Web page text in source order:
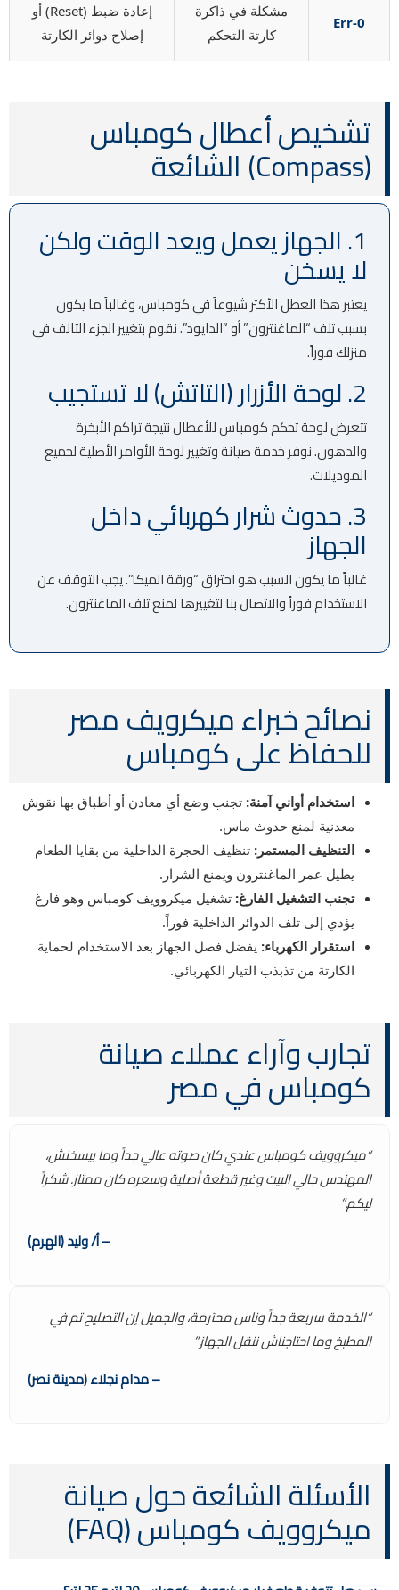
Err-0
مشكلة في ذاكرة
كارتة التحكم
إعادة ضبط (Reset) أو
إصلاح دوائر الكارتة
تشخيص أعطال كومباس
(Compass) الشائعة
1. الجهاز يعمل ويعد الوقت ولكن
لا يسخن
يعتبر هذا العطل الأكثر شيوعاً في كومباس، وغالباً ما يكون
بسبب تلف “الماغنترون” أو “الدايود”. نقوم بتغيير الجزء التالف في
منزلك فوراً.
2. لوحة الأزرار (التاتش) لا تستجيب
تتعرض لوحة تحكم كومباس للأعطال نتيجة تراكم الأبخرة
والدهون. نوفر خدمة صيانة وتغيير لوحة الأوامر الأصلية لجميع
الموديلات.
3. حدوث شرار كهربائي داخل
الجهاز
غالباً ما يكون السبب هو احتراق “ورقة الميكا”. يجب التوقف عن
الاستخدام فوراً والاتصال بنا لتغييرها لمنع تلف الماغنترون.
نصائح خبراء ميكرويف مصر
للحفاظ على كومباس
استخدام أواني آمنة: تجنب وضع أي معادن أو أطباق بها نقوش
معدنية لمنع حدوث ماس.
التنظيف المستمر: تنظيف الحجرة الداخلية من بقايا الطعام
يطيل عمر الماغنترون ويمنع الشرار.
تجنب التشغيل الفارغ: تشغيل ميكروويف كومباس وهو فارغ
يؤدي إلى تلف الدوائر الداخلية فوراً.
استقرار الكهرباء: يفضل فصل الجهاز بعد الاستخدام لحماية
الكارتة من تذبذب التيار الكهربائي.
تجارب وآراء عملاء صيانة
كومباس في مصر
“ميكروويف كومباس عندي كان صوته عالي جداً وما بيسخنش،
المهندس جالي البيت وغير قطعة أصلية وسعره كان ممتاز. شكراً
ليكم.”
– أ/ وليد (الهرم)
“الخدمة سريعة جداً وناس محترمة، والجميل إن التصليح تم في
المطبخ وما احتاجناش ننقل الجهاز.”
– مدام نجلاء (مدينة نصر)
الأسئلة الشائعة حول صيانة
ميكروويف كومباس (FAQ)